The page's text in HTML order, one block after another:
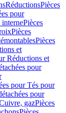
RéductionsPièces
pour
Pièces
Pièces
Pièces
et
Réductions et
pour
pour Tés pour
pour
gazPièces